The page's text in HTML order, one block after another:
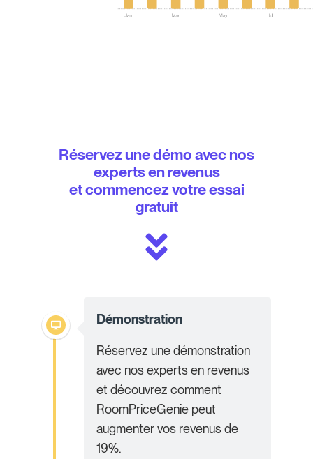
Réservez une démo avec nos
experts en revenus
et commencez votre essai
gratuit
Démonstration
Réservez une démonstration
avec nos experts en revenus
et découvrez comment
RoomPriceGenie peut
augmenter vos revenus de
19%.